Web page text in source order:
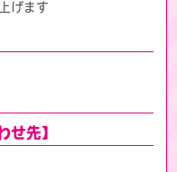
げます
せ先】